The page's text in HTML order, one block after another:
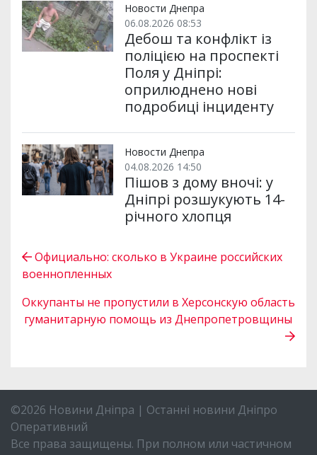
Новости Днепра
06.08.2026 08:53
Дебош та конфлікт із
поліцією на проспекті
Поля у Дніпрі:
оприлюднено нові
подробиці інциденту
Новости Днепра
04.08.2026 14:50
Пішов з дому вночі: у
Дніпрі розшукують 14-
річного хлопця
Официально: сколько в Украине российских
военнопленных
Оккупанты не пропустили в Херсонскую область
гуманитарную помощь из Днепропетровщины
©2026 Новини Дніпра | Останні новини Дніпро
Оперативний
Все права защищены. При полном или частичном